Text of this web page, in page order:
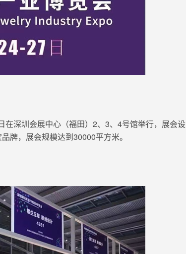
深圳会展中心（福田）2、3、4号馆举行，展会设
牌，展会规模达到30000平方米。